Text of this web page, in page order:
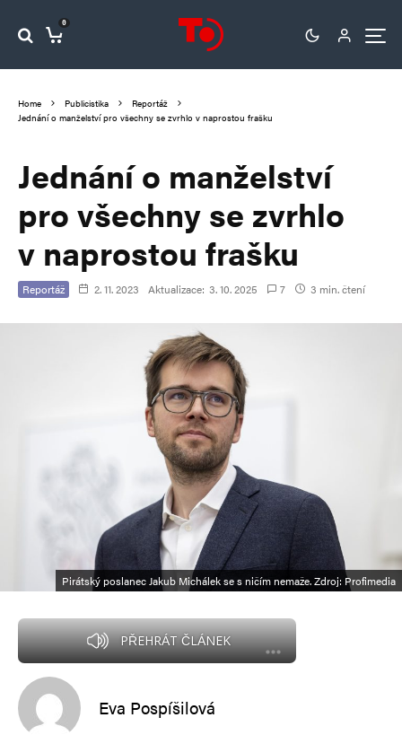
0
Home Publicistika
Reportáž
Jednání o manželství pro všechny se zvrhlo v naprostou frašku
Jednání o manželství
pro všechny se zvrhlo
v naprostou frašku
Reportáž 2. 11. 2023 Aktualizace: 3. 10. 2025 7 3 min. čtení
Pirátský poslanec Jakub Michálek se s ničím nemaže. Zdroj: Profimedia
PŘEHRÁT ČLÁNEK
Eva Pospíšilová